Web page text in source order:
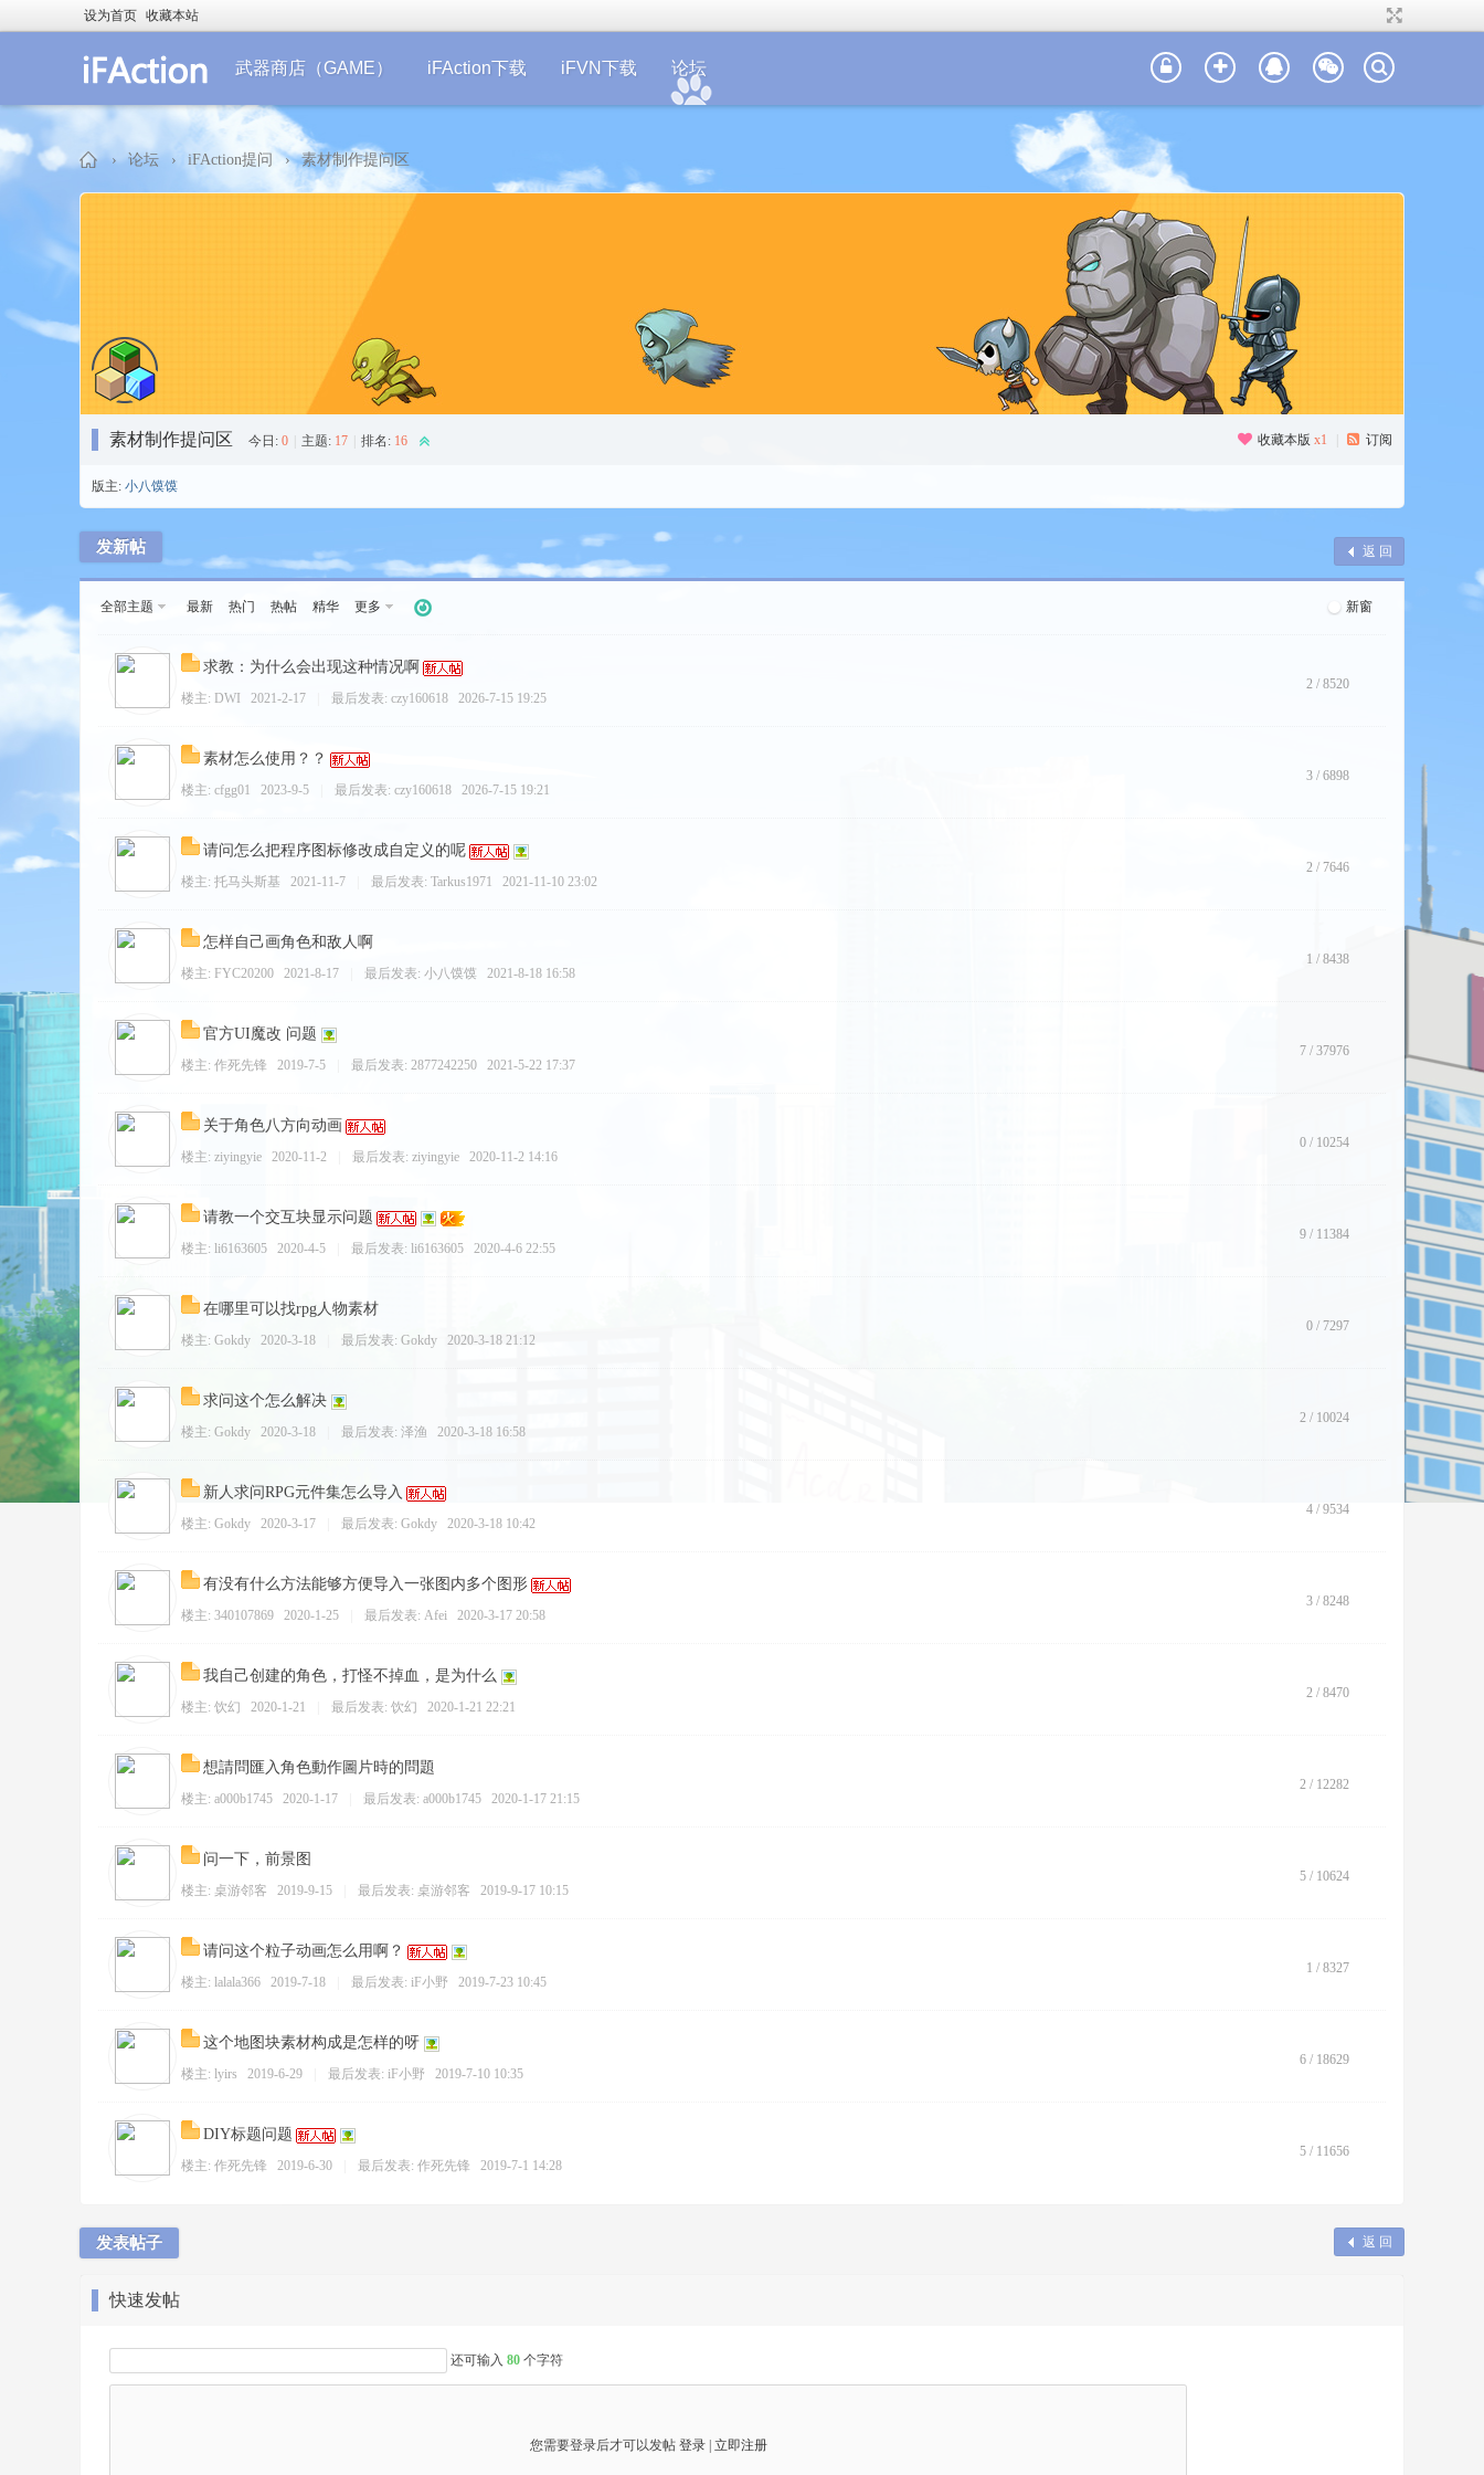
设为首页 收藏本站
武器商店（GAME） iFAction下载 iFVN下载 论坛
› 论坛 › iFAction提问 › 素材制作提问区
收藏本版x1 订阅
素材制作提问区 今日: 0 主题: 17 排名: 16
版主: 小八馍馍
返 回
发新帖
新窗
全部主题 最新 热门 热帖 精华 更多
求教：为什么会出现这种情况啊
楼主: DWI 2021-2-17 最后发表: czy160618 2026-7-15 19:25
2 / 8520
素材怎么使用？？
楼主: cfgg01 2023-9-5 最后发表: czy160618 2026-7-15 19:21
3 / 6898
请问怎么把程序图标修改成自定义的呢
楼主: 托马头斯基 2021-11-7 最后发表: Tarkus1971 2021-11-10 23:02
2 / 7646
怎样自己画角色和敌人啊
楼主: FYC20200 2021-8-17 最后发表: 小八馍馍 2021-8-18 16:58
1 / 8438
官方UI魔改 问题
楼主: 作死先锋 2019-7-5 最后发表: 2877242250 2021-5-22 17:37
7 / 37976
关于角色八方向动画
楼主: ziyingyie 2020-11-2 最后发表: ziyingyie 2020-11-2 14:16
0 / 10254
请教一个交互块显示问题
楼主: li6163605 2020-4-5 最后发表: li6163605 2020-4-6 22:55
9 / 11384
在哪里可以找rpg人物素材
楼主: Gokdy 2020-3-18 最后发表: Gokdy 2020-3-18 21:12
0 / 7297
求问这个怎么解决
楼主: Gokdy 2020-3-18 最后发表: 泽渔 2020-3-18 16:58
2 / 10024
新人求问RPG元件集怎么导入
楼主: Gokdy 2020-3-17 最后发表: Gokdy 2020-3-18 10:42
4 / 9534
有没有什么方法能够方便导入一张图内多个图形
楼主: 340107869 2020-1-25 最后发表: Afei 2020-3-17 20:58
3 / 8248
我自己创建的角色，打怪不掉血，是为什么
楼主: 饮幻 2020-1-21 最后发表: 饮幻 2020-1-21 22:21
2 / 8470
想請問匯入角色動作圖片時的問題
楼主: a000b1745 2020-1-17 最后发表: a000b1745 2020-1-17 21:15
2 / 12282
问一下，前景图
楼主: 桌游邻客 2019-9-15 最后发表: 桌游邻客 2019-9-17 10:15
5 / 10624
请问这个粒子动画怎么用啊？
楼主: lalala366 2019-7-18 最后发表: iF小野 2019-7-23 10:45
1 / 8327
这个地图块素材构成是怎样的呀
楼主: lyirs 2019-6-29 最后发表: iF小野 2019-7-10 10:35
6 / 18629
DIY标题问题
楼主: 作死先锋 2019-6-30 最后发表: 作死先锋 2019-7-1 14:28
5 / 11656
返 回
发表帖子
快速发帖
还可输入 80 个字符
您需要登录后才可以发帖 登录| 立即注册